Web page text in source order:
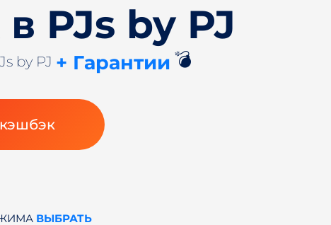
PJs by PJ
by PJ + Гарантии 💣
ВЫБРАТЬ